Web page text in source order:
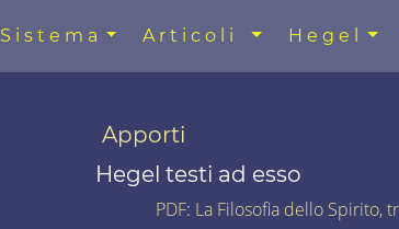
Sistema Articoli Hegel
Apporti
Hegel testi ad esso
PDF: La Filosofia dello Spirito,